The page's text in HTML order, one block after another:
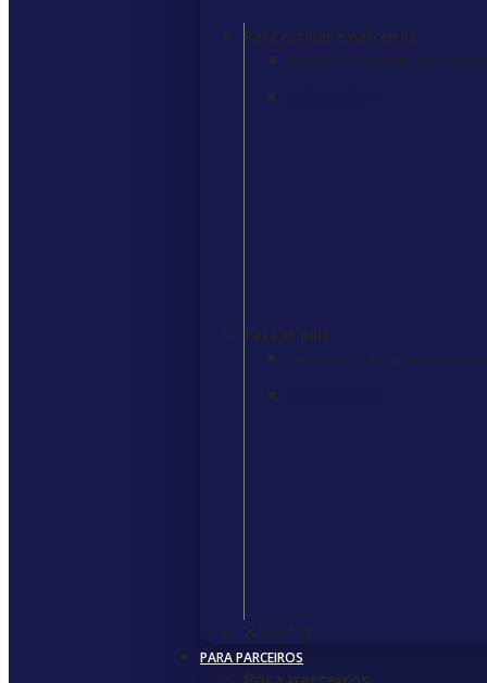
Para escolas e parceiros
Programas internacionais para
Para os pais
Experimente a educação dos EUA
Fechar
PARA PARCEIROS